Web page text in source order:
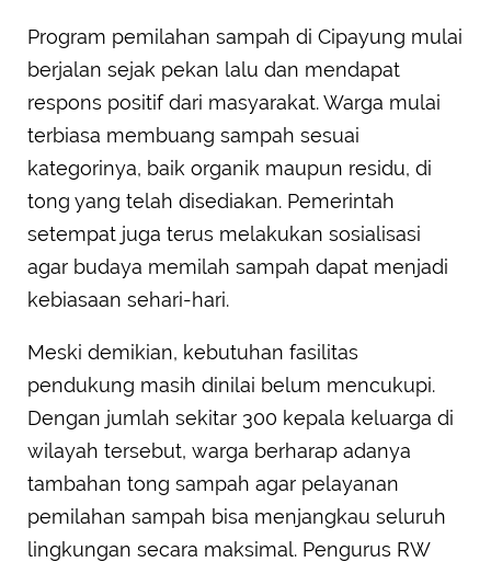
Program pemilahan sampah di Cipayung mulai
berjalan sejak pekan lalu dan mendapat
respons positif dari masyarakat. Warga mulai
terbiasa membuang sampah sesuai
kategorinya, baik organik maupun residu, di
tong yang telah disediakan. Pemerintah
setempat juga terus melakukan sosialisasi
agar budaya memilah sampah dapat menjadi
kebiasaan sehari-hari.
Meski demikian, kebutuhan fasilitas
pendukung masih dinilai belum mencukupi.
Dengan jumlah sekitar 300 kepala keluarga di
wilayah tersebut, warga berharap adanya
tambahan tong sampah agar pelayanan
pemilahan sampah bisa menjangkau seluruh
lingkungan secara maksimal. Pengurus RW